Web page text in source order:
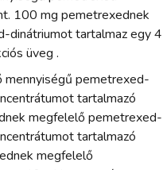
100 mg pemetrexednek
dinátriumot tartalmaz egy 4
üveg .
pemetrexed-
tartalmazó
megfelelő pemetrexed-
tartalmazó
megfelelő